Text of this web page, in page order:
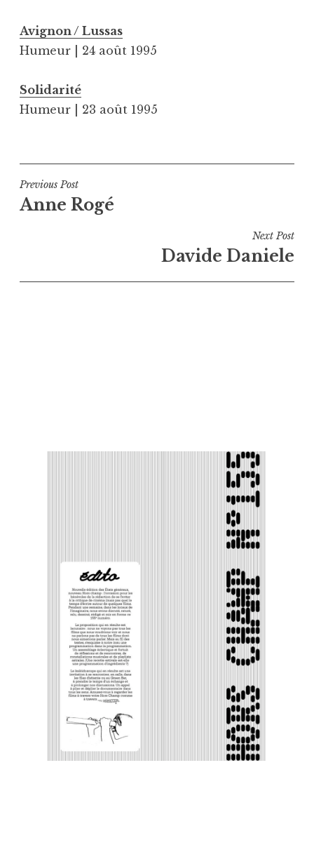
Avignon / Lussas
Humeur | 24 août 1995
Solidarité
Humeur | 23 août 1995
Navigation
de
Previous Post
Anne Rogé
Next Post
Davide Daniele